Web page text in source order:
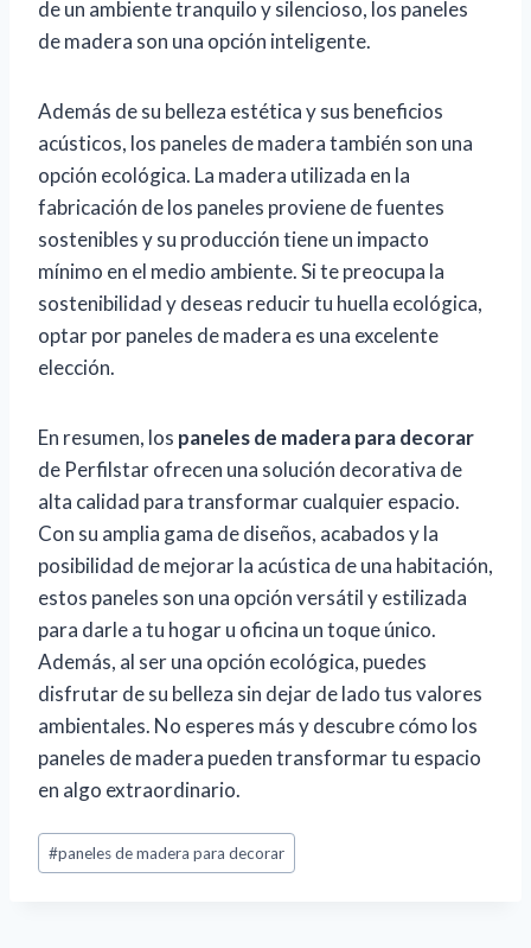
de un ambiente tranquilo y silencioso, los paneles
de madera son una opción inteligente.
Además de su belleza estética y sus beneficios
acústicos, los paneles de madera también son una
opción ecológica. La madera utilizada en la
fabricación de los paneles proviene de fuentes
sostenibles y su producción tiene un impacto
mínimo en el medio ambiente. Si te preocupa la
sostenibilidad y deseas reducir tu huella ecológica,
optar por paneles de madera es una excelente
elección.
En resumen, los paneles de madera para decorar
de Perfilstar ofrecen una solución decorativa de
alta calidad para transformar cualquier espacio.
Con su amplia gama de diseños, acabados y la
posibilidad de mejorar la acústica de una habitación,
estos paneles son una opción versátil y estilizada
para darle a tu hogar u oficina un toque único.
Además, al ser una opción ecológica, puedes
disfrutar de su belleza sin dejar de lado tus valores
ambientales. No esperes más y descubre cómo los
paneles de madera pueden transformar tu espacio
en algo extraordinario.
Etiquetas
de
#paneles de madera para decorar